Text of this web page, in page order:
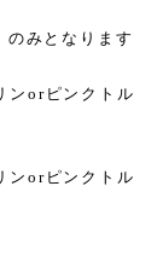
みとなります
ンorピンクトル
ンorピンクトル